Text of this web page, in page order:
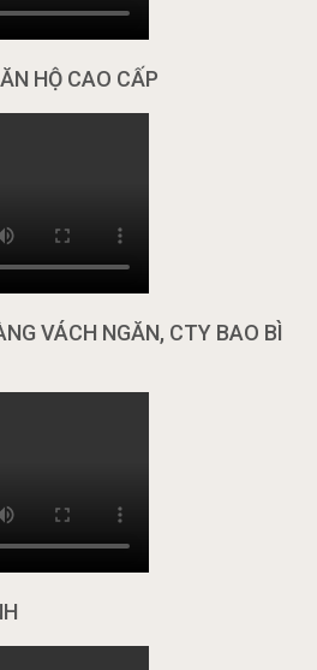
HỘ CAO CẤP
VÁCH NGĂN, CTY BAO BÌ